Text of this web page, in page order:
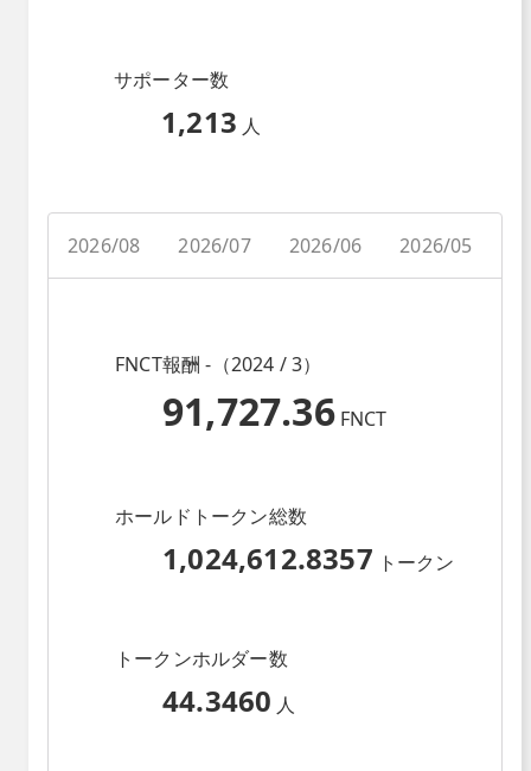
サポーター数
1,213 人
2026/08 2026/07 2026/06 2026/05
FNCT報酬 -（2024 / 3）
91,727.36 FNCT
ホールドトークン総数
1,024,612.8357 トークン
トークンホルダー数
44.3460 人